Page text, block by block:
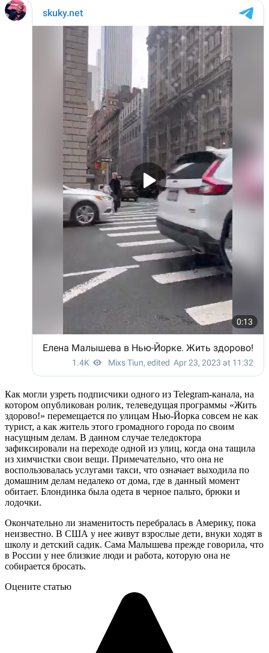
Как могли узреть подписчики одного из Telegram-канала, на
котором опубликован ролик, телеведущая программы «Жить
здорово!» перемещается по улицам Нью-Йорка совсем не как
турист, а как житель этого громадного города по своим
насущным делам. В данном случае теледоктора
зафиксировали на переходе одной из улиц, когда она тащила
из химчистки свои вещи. Примечательно, что она не
воспользовалась услугами такси, что означает выходила по
домашним делам недалеко от дома, где в данный момент
обитает. Блондинка была одета в черное пальто, брюки и
лодочки.
Окончательно ли знаменитость перебралась в Америку, пока
неизвестно. В США у нее живут взрослые дети, внуки ходят в
школу и детский садик. Сама Малышева прежде говорила, что
в России у нее близкие люди и работа, которую она не
собирается бросать.
Оцените статью